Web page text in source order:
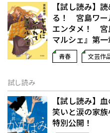
【試し読み】
る！ 宮島ワー
エンタメ！ 宮
マルシェ』第一
青春 文芸作
試し読み
【試し読み】
笑いと涙の家族
特別公開！